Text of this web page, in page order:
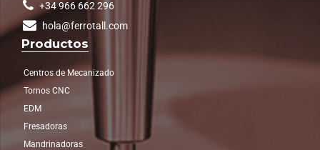
+34 966 662 296
hola@ferrotall.com
Productos
Centros de Mecanizado
Tornos CNC
EDM
Fresadoras
Mandrinadoras